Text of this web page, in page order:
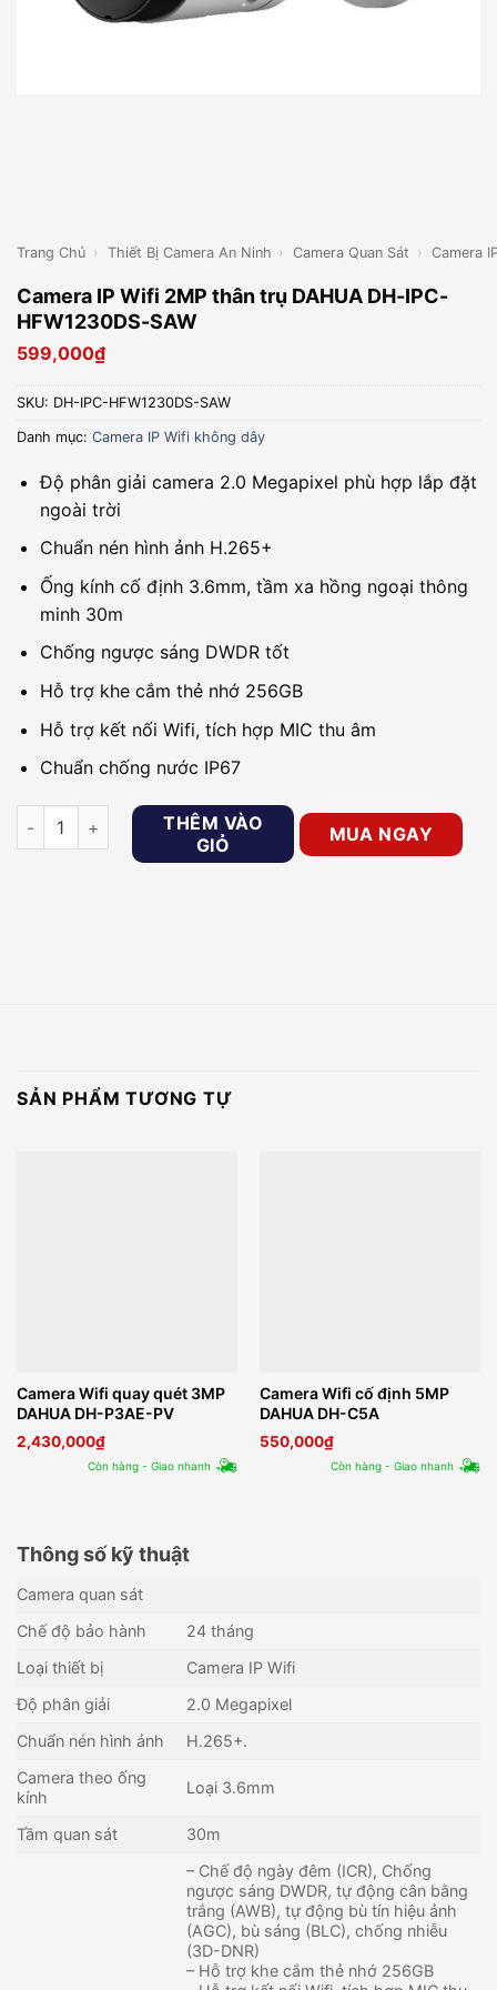
Trang Chủ › Thiết Bị Camera An Ninh › Camera Quan Sát › Camera
Camera IP Wifi 2MP thân trụ DAHUA DH-IPC-
HFW1230DS-SAW
599,000₫
SKU: DH-IPC-HFW1230DS-SAW
Danh mục: Camera IP Wifi không dây
Độ phân giải camera 2.0 Megapixel phù hợp lắp đặt
ngoài trời
Chuẩn nén hình ảnh H.265+
Ống kính cố định 3.6mm, tầm xa hồng ngoại thông
minh 30m
Chống ngược sáng DWDR tốt
Hỗ trợ khe cắm thẻ nhớ 256GB
Hỗ trợ kết nối Wifi, tích hợp MIC thu âm
Chuẩn chống nước IP67
Camera IP Wifi 2MP thân trụ DAHUA DH-IPC-HFW1230DS-
THÊM VÀO
GIỎ
MUA NGAY
SẢN PHẨM TƯƠNG TỰ
Camera Wifi quay quét 3MP
DAHUA DH-P3AE-PV
2,430,000₫
Còn hàng - Giao nhanh
Camera Wifi cố định 5MP
DAHUA DH-C5A
550,000₫
Còn hàng - Giao nhanh
Thông số kỹ thuật
Camera quan sát
Chế độ bảo hành
24 tháng
Loại thiết bị
Camera IP Wifi
Độ phân giải
2.0 Megapixel
Chuẩn nén hình ảnh
H.265+.
Camera theo ống
kính
Loại 3.6mm
Tầm quan sát
30m
– Chế độ ngày đêm (ICR), Chống
ngược sáng DWDR, tự động cân bằng
trắng (AWB), tự động bù tín hiệu ảnh
(AGC), bù sáng (BLC), chống nhiễu
(3D-DNR)
– Hỗ trợ khe cắm thẻ nhớ 256GB